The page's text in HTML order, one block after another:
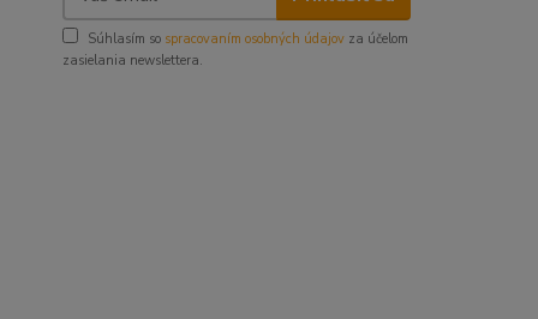
Súhlasím so spracovaním osobných údajov za účelom
zasielania newslettera.